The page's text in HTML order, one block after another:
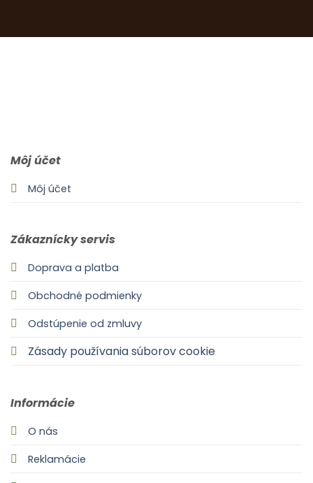
Môj účet
Môj účet
Zákaznícky servis
Doprava a platba
Obchodné podmienky
Odstúpenie od zmluvy
Zásady používania súborov cookie
Informácie
O nás
Reklamácie